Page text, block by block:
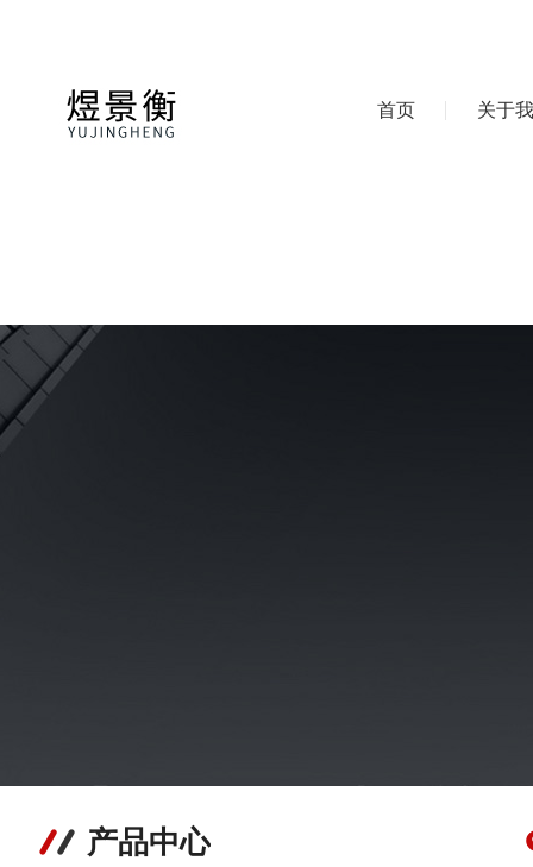
首页 关于
产品中心